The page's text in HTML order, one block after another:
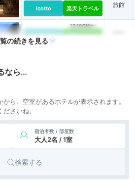
icotto 楽天トラベル 旅館
icotto
12,100円〜
楽天トラベル
icotto 楽天トラベル 旅館
7,700円〜
旅館
旅館
の続きを見る
なら…
ら、空室があるホテルが表示されます。
さいね。
宿泊者数 / 部屋数
大人2名 / 1室
検索する